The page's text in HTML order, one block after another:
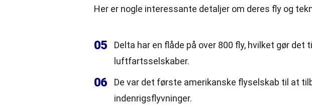
Her er nogle interessante detaljer om deres fly og
05
Delta har en flåde på over 800 fly, hvilket gør
luftfartsselskaber.
06
De var det første amerikanske flyselskab til at
indenrigsflyvninger.